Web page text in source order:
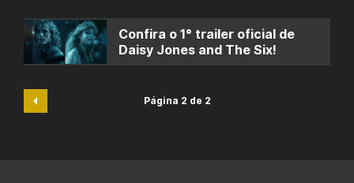
Confira o 1° trailer oficial de
Daisy Jones and The Six!
Página 2 de 2